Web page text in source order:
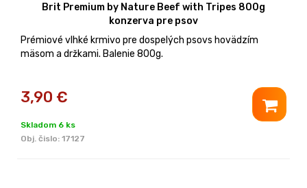
Brit Premium by Nature Beef with Tripes 800g
konzerva pre psov
Prémiové vlhké krmivo pre dospelých psovs hovädzím
mäsom a držkami. Balenie 800g.
3,90 €
Skladom 6 ks
Obj. čislo: 17127